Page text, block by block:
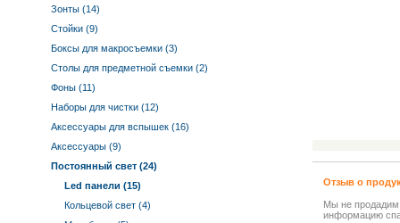
Зонты (14)
Стойки (9)
Боксы для макросъемки (3)
Столы для предметной съемки (2)
Фоны (11)
Наборы для чистки (12)
Аксессуары для вспышек (16)
Аксессуары (9)
Постоянный свет (24)
Led панели (15)
Кольцевой свет (4)
Отзыв о
Мы не
информацию